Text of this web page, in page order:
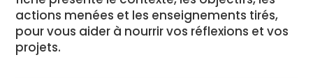
actions menées et les enseignements tirés,
pour vous aider à nourrir vos réflexions et vos
projets.